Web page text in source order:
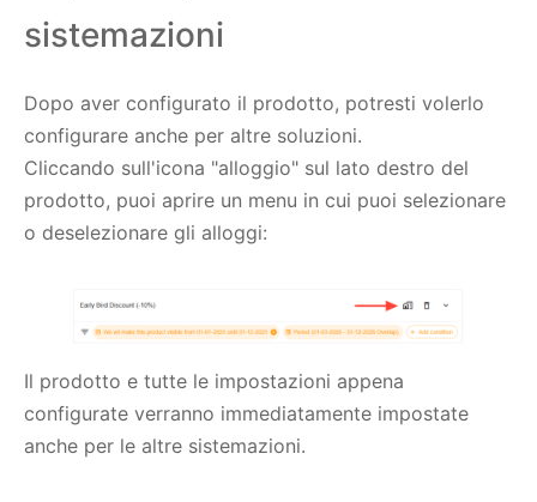
sistemazioni
Dopo aver configurato il prodotto, potresti volerlo
configurare anche per altre soluzioni.
Cliccando sull'icona "alloggio" sul lato destro del
prodotto, puoi aprire un menu in cui puoi selezionare
o deselezionare gli alloggi:
Il prodotto e tutte le impostazioni appena
configurate verranno immediatamente impostate
anche per le altre sistemazioni.